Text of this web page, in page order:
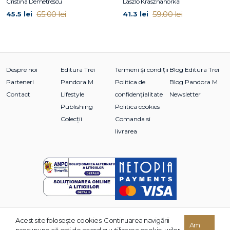
45.5 lei 65.00 lei 41.3 lei 59.00 lei
Despre noi
Parteneri
Contact
Editura Trei
Pandora M
Lifestyle
Publishing
Colecții
Termeni și condiții
Politica de
confidențialitate
Politica cookies
Comanda si
livrarea
Blog Editura Trei
Blog Pandora M
Newsletter
© 2026 Grupul Editorial TREI. Toate drepturile rezervate.
Acest site foloseşte cookies. Continuarea navigării
Am